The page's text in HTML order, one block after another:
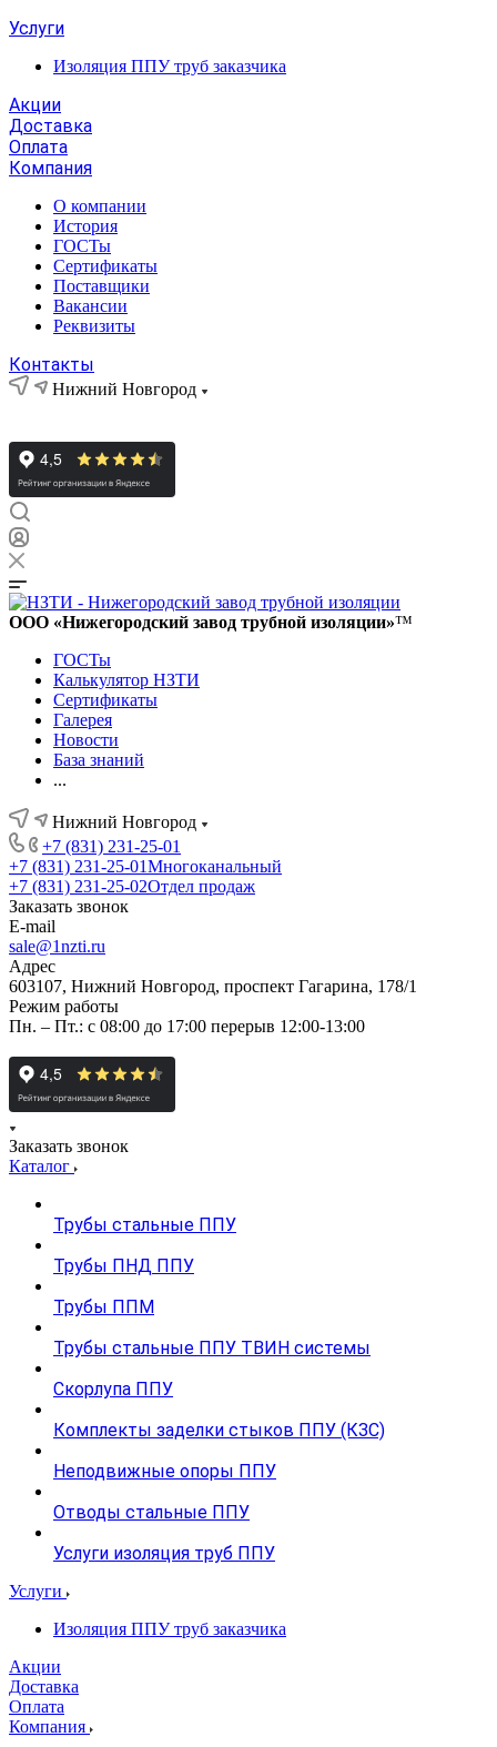
Услуги
Изоляция ППУ труб заказчика
Акции
Доставка
Оплата
Компания
О компании
История
ГОСТы
Сертификаты
Поставщики
Вакансии
Реквизиты
Контакты
Нижний Новгород
ООО «Нижегородский завод трубной изоляции»™
ГОСТы
Калькулятор НЗТИ
Сертификаты
Галерея
Новости
База знаний
...
Нижний Новгород
+7 (831) 231-25-01
+7 (831) 231-25-01Многоканальный
+7 (831) 231-25-02Отдел продаж
Заказать звонок
E-mail
sale@1nzti.ru
Адрес
603107, Нижний Новгород, проспект Гагарина, 178/1
Режим работы
Пн. – Пт.: с 08:00 до 17:00 перерыв 12:00-13:00
Заказать звонок
Каталог
Трубы стальные ППУ
Трубы ПНД ППУ
Трубы ППМ
Трубы стальные ППУ ТВИН системы
Скорлупа ППУ
Комплекты заделки стыков ППУ (КЗС)
Неподвижные опоры ППУ
Отводы стальные ППУ
Услуги изоляция труб ППУ
Услуги
Изоляция ППУ труб заказчика
Акции
Доставка
Оплата
Компания